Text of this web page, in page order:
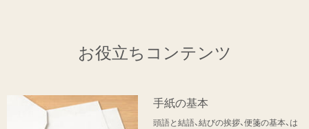
お役立ちコンテンツ
手紙の基本
頭語と結語、結びの挨拶、便箋の基本、は